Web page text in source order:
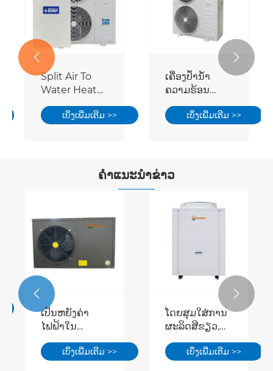
Split Air To
Water Heat
Pump
ເບິ່ງເພີ່ມເຕີມ >>
ເຄື່ອງປ້ຳນ້ຳ
ຄວາມຮ້ອນ
ທາງການຄ້າ
ເບິ່ງເພີ່ມເຕີມ >>
 
ຄໍາແນະນໍາຂ່າວ
ເປັນຫຍັງຄ່າ
ໄຟຟ້າໃນ
ໂຮງງານຈຶ່ງສູງ?
ລະບົບການເບິ່ງເພີ່ມເຕີມ >>
ໂດຍສຸມໃສ່ການ
ຜະລິດສີຂຽວ,
ສວນອຸດສາຫະ
ກຳ ທີ່ສ້າງຂື້ນເອງ
ເບິ່ງເພີ່ມເຕີມ >>
 